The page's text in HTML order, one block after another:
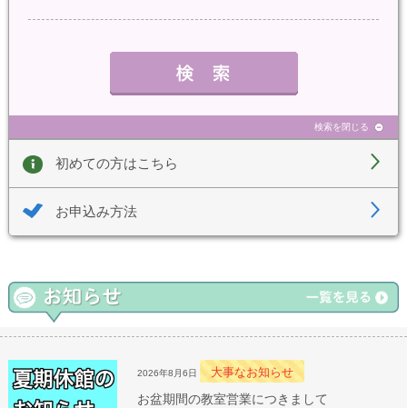
検索を閉じる
初めての方はこちら
お申込み方法
2026年8月6日 大事なお知らせ
お盆期間の教室営業につきまして